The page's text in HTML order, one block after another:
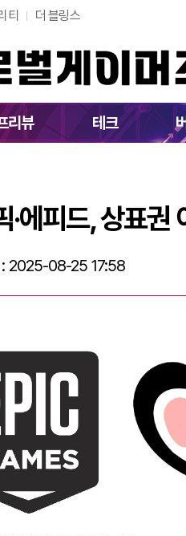
티 더 블링스
리뷰 테크
팀 스위니 "에픽·에피드,
·에피드, 상표
2025-08-25 17:58